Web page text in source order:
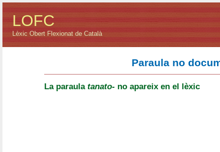
LOFC
Lèxic Obert Flexionat de Català
Paraula no
La paraula tanato- no apareix en el lèxic